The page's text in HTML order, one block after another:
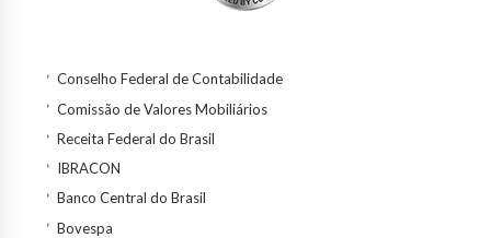
Conselho Federal de Contabilidade
Comissão de Valores Mobiliários
Receita Federal do Brasil
IBRACON
Banco Central do Brasil
Bovespa